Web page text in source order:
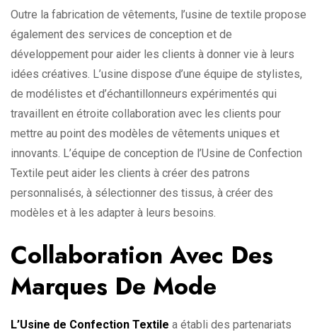
Outre la fabrication de vêtements, l’usine de textile propose
également des services de conception et de
développement pour aider les clients à donner vie à leurs
idées créatives. L’usine dispose d’une équipe de stylistes,
de modélistes et d’échantillonneurs expérimentés qui
travaillent en étroite collaboration avec les clients pour
mettre au point des modèles de vêtements uniques et
innovants. L’équipe de conception de l’Usine de Confection
Textile peut aider les clients à créer des patrons
personnalisés, à sélectionner des tissus, à créer des
modèles et à les adapter à leurs besoins.
Collaboration Avec Des
Marques De Mode
L’Usine de Confection Textile a établi des partenariats